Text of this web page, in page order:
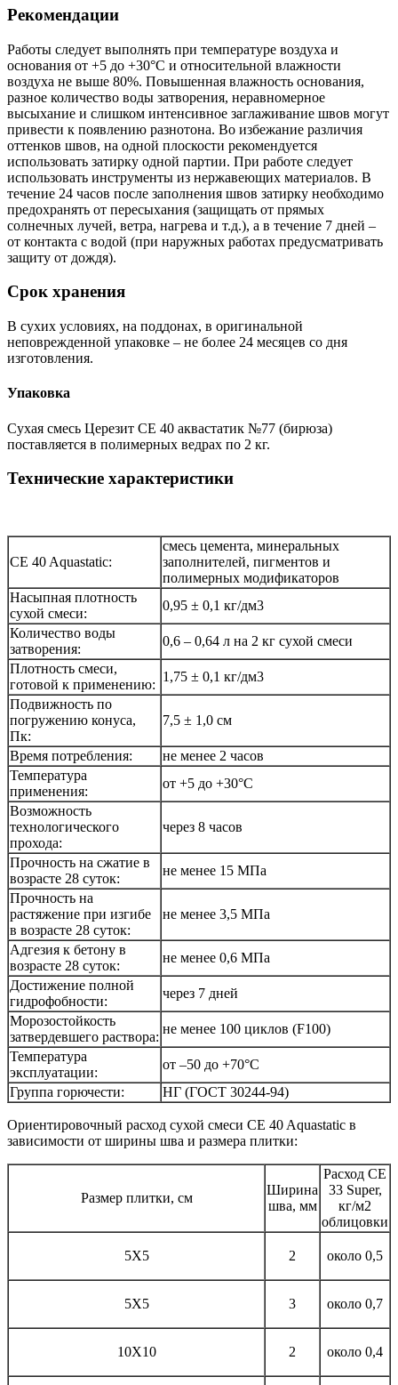
Рекомендации
Работы следует выполнять при температуре воздуха и
основания от +5 до +30°C и относительной влажности
воздуха не выше 80%. Повышенная влажность основания,
разное количество воды затворения, неравномерное
высыхание и слишком интенсивное заглаживание швов могут
привести к появлению разнотона. Во избежание различия
оттенков швов, на одной плоскости рекомендуется
использовать затирку одной партии. При работе следует
использовать инструменты из нержавеющих материалов. В
течение 24 часов после заполнения швов затирку необходимо
предохранять от пересыхания (защищать от прямых
солнечных лучей, ветра, нагрева и т.д.), а в течение 7 дней –
от контакта с водой (при наружных работах предусматривать
защиту от дождя).
Срок хранения
В сухих условиях, на поддонах, в оригинальной
неповрежденной упаковке – не более 24 месяцев со дня
изготовления.
Упаковка
Сухая смесь Церезит CE 40 аквастатик №77 (бирюза)
поставляется в полимерных ведрах по 2 кг.
Технические характеристики
CE 40 Aquastatic:
смесь цемента, минеральных
заполнителей, пигментов и
полимерных модификаторов
Насыпная плотность
сухой смеси:
0,95 ± 0,1 кг/дм3
Количество воды
затворения:
0,6 – 0,64 л на 2 кг сухой смеси
Плотность смеси,
готовой к применению:
1,75 ± 0,1 кг/дм3
Подвижность по
погружению конуса,
Пк:
7,5 ± 1,0 см
Время потребления:
не менее 2 часов
Температура
применения:
от +5 до +30°C
Возможность
технологического
прохода:
через 8 часов
Прочность на сжатие в
возрасте 28 суток:
не менее 15 МПа
Прочность на
растяжение при изгибе
в возрасте 28 суток:
не менее 3,5 МПа
Адгезия к бетону в
возрасте 28 суток:
не менее 0,6 МПа
Достижение полной
гидрофобности:
через 7 дней
Морозостойкость
затвердевшего раствора:
не менее 100 циклов (F100)
Температура
эксплуатации:
от –50 до +70°C
Группа горючести:
НГ (ГОСТ 30244-94)
Ориентировочный расход сухой смеси CE 40 Aquastatic в
зависимости от ширины шва и размера плитки:
Размер плитки, см
Ширина
шва, мм
Расход CE
33 Super,
кг/м2
облицовки
5Х5 2 около 0,5
5Х5 3 около 0,7
10Х10 2 около 0,4